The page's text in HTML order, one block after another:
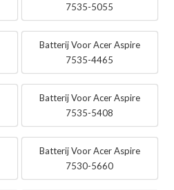
7535-5055
Batterij Voor Acer Aspire
7535-4465
Batterij Voor Acer Aspire
7535-5408
Batterij Voor Acer Aspire
7530-5660